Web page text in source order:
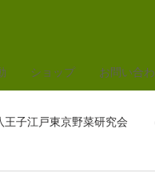
ショップ お問い合
王子江戸東京野菜研究会